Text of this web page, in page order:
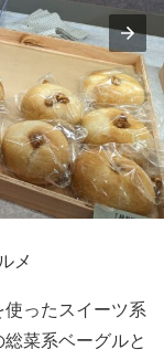
メ
ったスイーツ系
菜系ベーグルと